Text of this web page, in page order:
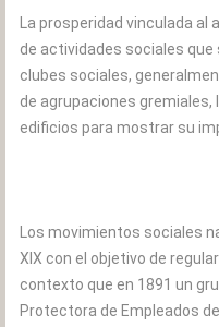
La prosperidad vinculada
de actividades sociales
clubes sociales,
de agrupaciones gremiales,
edificios para mostrar su
Los movimientos sociales
XIX con el objetivo de
contexto que en 1891 un
Protectora de Empleados